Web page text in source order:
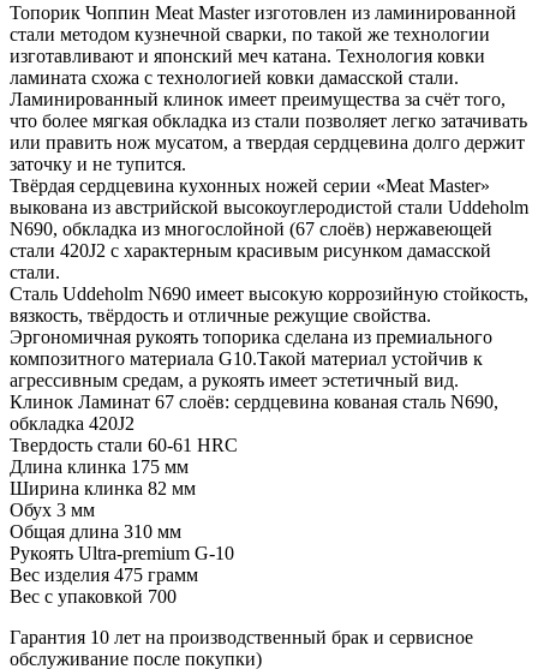
Топорик Чоппин Meat Master изготовлен из ламинированной
стали методом кузнечной сварки, по такой же технологии
изготавливают и японский меч катана. Технология ковки
ламината схожа с технологией ковки дамасской стали.
Ламинированный клинок имеет преимущества за счёт того,
что более мягкая обкладка из стали позволяет легко затачивать
или править нож мусатом, а твердая сердцевина долго держит
заточку и не тупится.
Твёрдая сердцевина кухонных ножей серии «Meat Master»
выкована из австрийской высокоуглеродистой стали Uddeholm
N690, обкладка из многослойной (67 слоёв) нержавеющей
стали 420J2 с характерным красивым рисунком дамасской
стали.
Сталь Uddeholm N690 имеет высокую коррозийную стойкость,
вязкость, твёрдость и отличные режущие свойства.
Эргономичная рукоять топорика сделана из премиального
композитного материала G10.Такой материал устойчив к
агрессивным средам, а рукоять имеет эстетичный вид.
Клинок Ламинат 67 слоёв: сердцевина кованая сталь N690,
обкладка 420J2
Твердость стали 60-61 HRC
Длина клинка 175 мм
Ширина клинка 82 мм
Обух 3 мм
Общая длина 310 мм
Рукоять Ultra-premium G-10
Вес изделия 475 грамм
Вес с упаковкой 700
Гарантия 10 лет на производственный брак и сервисное
обслуживание после покупки)